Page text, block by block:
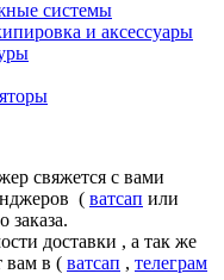
системы
и аксессуары
свяжется с вами
( ватсап или
заказа.
доставки , а так же
вам в ( ватсап , телеграм